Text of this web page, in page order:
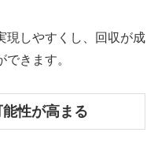
現しやすくし、回収が成
きます。
性が高まる